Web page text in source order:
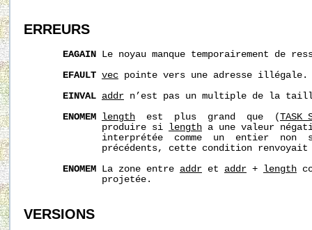
ERREURS
EAGAIN Le noyau manque temporairement de
EFAULT vec pointe vers une adresse illégale.
EINVAL addr n’est pas un multiple de la
ENOMEM length
  est  plus  grand  que  (
              produire si
length a une valeur
interprétée  comme  un  entier  non
précédents, cette condition
ENOMEM La zone entre addr et addr + length
              projetée.
VERSIONS